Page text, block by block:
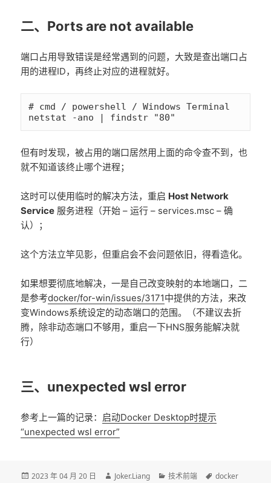
二、Ports are not available
端口占用导致错误是经常遇到的问题，大致是查出端口占
用的进程ID，再终止对应的进程就好。
# cmd / powershell / Windows Terminal
netstat -ano | findstr "80"
但有时发现，被占用的端口居然用上面的命令查不到，也
就不知道该终止哪个进程；
这时可以使用临时的解决方法，重启 Host Network
Service 服务进程（开始 – 运行 – services.msc – 确
认）；
这个方法立竿见影，但重启会不会问题依旧，得看造化。
如果想要彻底地解决，一是自己改变映射的本地端口，二
是参考docker/for-win/issues/3171中提供的方法，来改
变Windows系统设定的动态端口的范围。（不建议去折
腾，除非动态端口不够用，重启一下HNS服务能解决就
行）
三、unexpected wsl error
参考上一篇的记录： 启动Docker Desktop时提示
“unexpected wsl error”
发
2023 年 04 月 20 日
作
Joker.Liang
分
技术前端
标
docker